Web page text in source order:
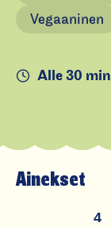
o
a
Vegaaninen
Alle 30 min
Ainekset
4